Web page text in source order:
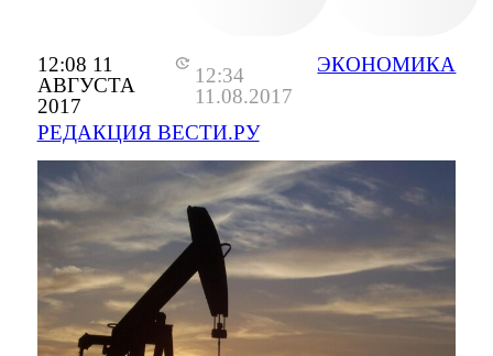
12:08 11
АВГУСТА
2017
12:34
11.08.2017
РЕДАКЦИЯ ВЕСТИ.РУ
ЭКОНОМИКА